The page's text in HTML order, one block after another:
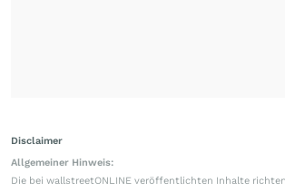
Disclaimer
Allgemeiner Hinweis:
Die bei wallstreetONLINE veröffentlichten Inhalte